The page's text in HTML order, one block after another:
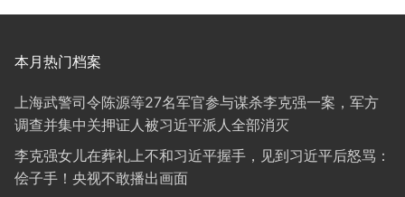
本月热门档案
上海武警司令陈源等27名军官参与谋杀李克强一案，军方
调查并集中关押证人被习近平派人全部消灭
李克强女儿在葬礼上不和习近平握手，见到习近平后怒骂：
侩子手！央视不敢播出画面